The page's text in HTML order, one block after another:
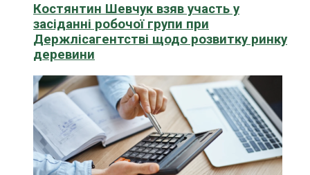
Костянтин Шевчук взяв участь у
засіданні робочої групи при
Держлісагентстві щодо розвитку ринку
деревини